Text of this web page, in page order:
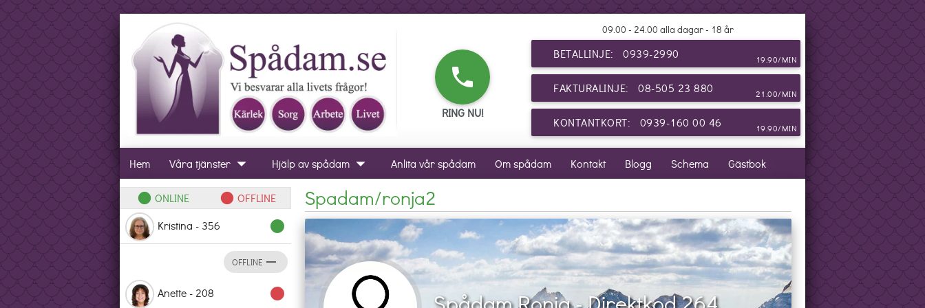
phone
RING NU!
09.00 - 24.00 alla dagar - 18 år
BETALLINJE: 0939-2990 19.90/MIN
FAKTURALINJE: 08-505 23 880 21.00/MIN
KONTANTKORT: 0939-160 00 46 19.90/MIN
Hem Våra tjänster arrow_drop_down Hjälp av spådam arrow_drop_down Anlita vår spådam Om spådam Kontakt Blogg Schema Gästbok
lens ONLINE lens OFFLINE
Kristina - 356
lens
OFFLINE remove
Anette - 208 lens
Spadam/ronja2